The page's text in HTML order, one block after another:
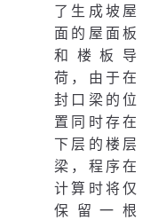
了生成坡屋
面的屋面板
和楼板导
荷，由于在
封口梁的位
置同时存在
下层的楼层
梁，程序在
计算时将仅
保留一根